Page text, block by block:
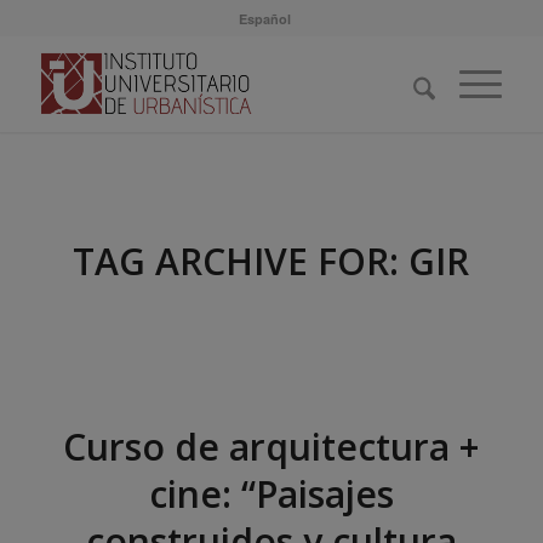
Español
TAG ARCHIVE FOR: GIR
Curso de arquitectura +
cine: “Paisajes